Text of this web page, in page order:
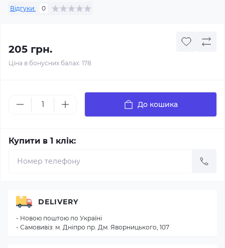
Відгуки: 0
205 грн.
Ціна в бонусних балах: 178
До кошика
Купити в 1 клік:
DELIVERY
- Новою поштою по Україні
- Самовивіз: м. Дніпро пр. Дм. Яворницького, 107